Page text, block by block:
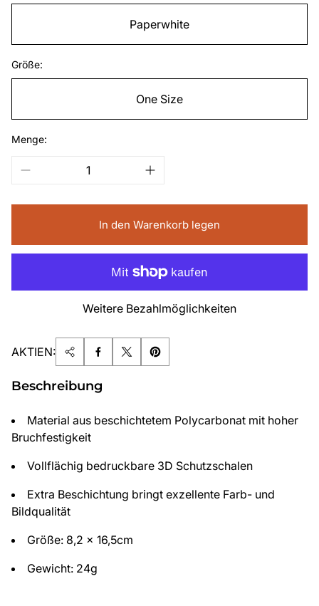
Paperwhite
Größe:
One Size
Menge:
In den Warenkorb legen
Weitere Bezahlmöglichkeiten
AKTIEN:
Beschreibung
Material aus beschichtetem Polycarbonat mit hoher
Bruchfestigkeit
Vollflächig bedruckbare 3D Schutzschalen
Extra Beschichtung bringt exzellente Farb- und
Bildqualität
Größe: 8,2 x 16,5cm
Gewicht: 24g